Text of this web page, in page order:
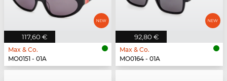
117,60 €
Max & Co.
MO0151 - 01A
92,80 €
Max & Co.
MO0164 - 01A